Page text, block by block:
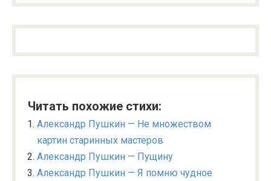
Читать похожие стихи:
Александр Пушкин — Не множеством
картин старинных мастеров
Александр Пушкин — Пущину
Александр Пушкин — Я помню чудное